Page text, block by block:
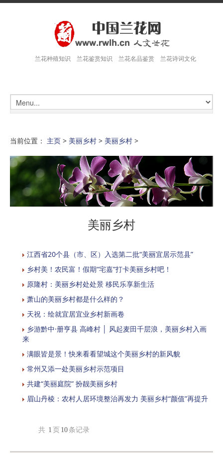
兰花种殖知识 兰花鉴赏知识 兰花名品鉴赏 兰花诗词文化
当前位置： 主页 > 美丽乡村 > 美丽乡村 >
美丽乡村
江西省20个县（市、区）入选第二批“美丽宜居示范县”
乡村美！农民富！假期“宅嘉”打卡美丽乡村吧！
原隆村：美丽乡村处处景 移民乐享新生活
萧山的美丽乡村都是什么样的？
天祝：绘就宜居宜业乡村新画卷
乡游黔中·册亨县 高峰村 │ 风起麦田千层浪，美丽乡村入画
来
满眼皆是景！快来看看望城这个美丽乡村的新风貌
常州又添一处美丽乡村示范项目
共建“美丽庭院” 扮靓美丽乡村
眉山丹棱：农村人居环境整治再发力 美丽乡村“颜值”再提升
共 1 页 10 条记录